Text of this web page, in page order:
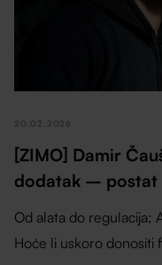
20.02.2026
[ZIMO] Damir
dodatak – postat
Od alata do regulacija;
Hoće li uskoro donositi